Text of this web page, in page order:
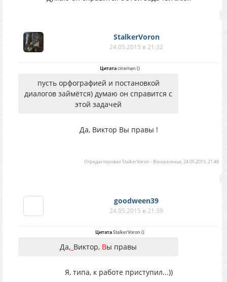
StalkerVoron
24.05.2015 в 21:32
Цитатаcineman ()
пусть орфографией и постановкой
диалогов займётся) думаю он справится с
этой задачей
Да, Виктор Вы правы !
ОтредактировалStalkerVoron - Воскресенье, 24.05.2015, 21:48
goodween39
24.05.2015 в 21:39
ЦитатаStalkerVoron ()
Да, Виктор, Вы правы
Я, типа, к работе приступил...))